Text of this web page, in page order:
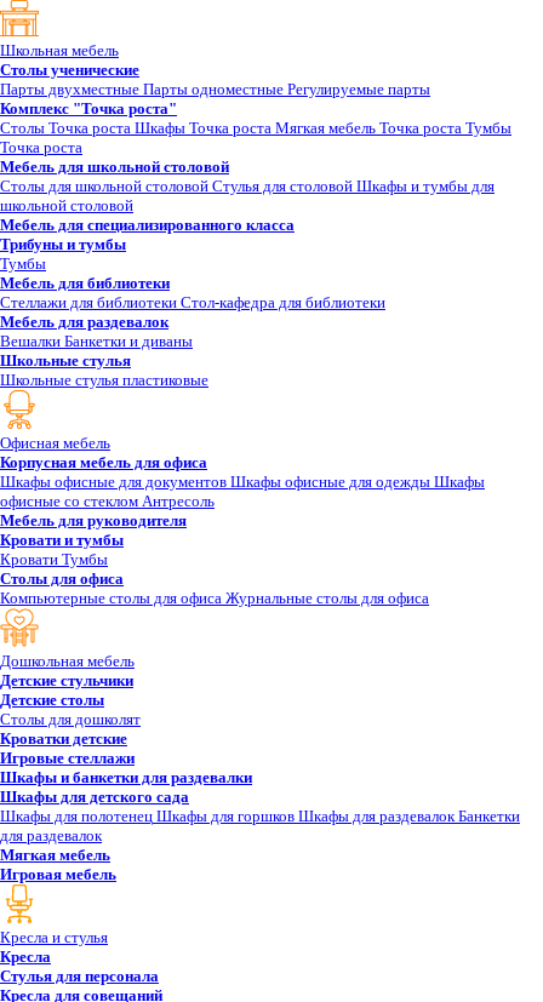
Школьная мебель
Столы ученические
Парты двухместные Парты одноместные Регулируемые парты
Комплекс "Точка роста"
Столы Точка роста Шкафы Точка роста Мягкая мебель Точка роста Тумбы
Точка роста
Мебель для школьной столовой
Столы для школьной столовой Стулья для столовой Шкафы и тумбы для
школьной столовой
Мебель для специализированного класса
Трибуны и тумбы
Тумбы
Мебель для библиотеки
Стеллажи для библиотеки Стол-кафедра для библиотеки
Мебель для раздевалок
Вешалки Банкетки и диваны
Школьные стулья
Школьные стулья пластиковые
Офисная мебель
Корпусная мебель для офиса
Шкафы офисные для документов Шкафы офисные для одежды Шкафы
офисные со стеклом Антресоль
Мебель для руководителя
Кровати и тумбы
Кровати Тумбы
Столы для офиса
Компьютерные столы для офиса Журнальные столы для офиса
Дошкольная мебель
Детские стульчики
Детские столы
Столы для дошколят
Кроватки детские
Игровые стеллажи
Шкафы и банкетки для раздевалки
Шкафы для детского сада
Шкафы для полотенец Шкафы для горшков Шкафы для раздевалок Банкетки
для раздевалок
Мягкая мебель
Игровая мебель
Кресла и стулья
Кресла
Стулья для персонала
Кресла для совещаний